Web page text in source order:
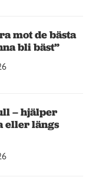
mot de bästa
bli bäst”
– hjälper
eller längs